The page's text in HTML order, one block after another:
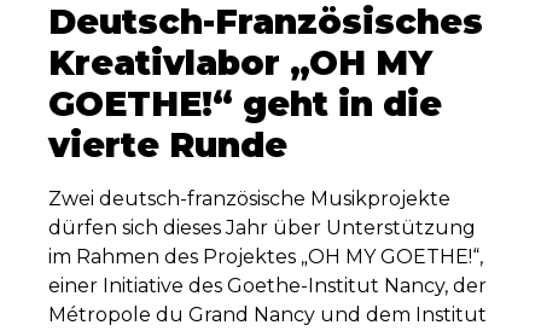
Deutsch-Französisches
Kreativlabor „OH MY
GOETHE!“ geht in die
vierte Runde
Zwei deutsch-französische Musikprojekte
dürfen sich dieses Jahr über Unterstützung
im Rahmen des Projektes „OH MY GOETHE!“,
einer Initiative des Goethe-Institut Nancy, der
Métropole du Grand Nancy und dem Institut